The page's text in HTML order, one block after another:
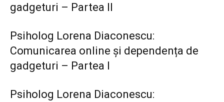
gadgeturi – Partea II
Psiholog Lorena Diaconescu:
Comunicarea online și dependența de
gadgeturi – Partea I
Psiholog Lorena Diaconescu: